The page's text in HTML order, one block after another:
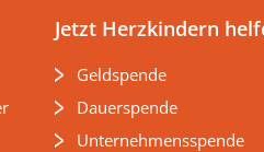
Jetzt Herzkindern
Geldspende
Dauerspende
Unternehmensspende